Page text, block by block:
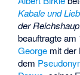
Kabale und
der
beauftragte
George mit der
dem